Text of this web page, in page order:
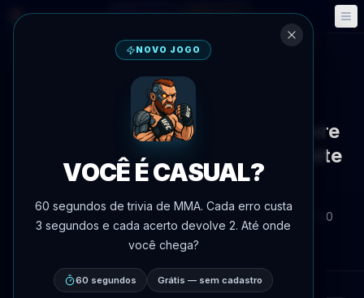
🎮 Fantasy 📅 Eventos
Voltar às notícias
Entrevista
Ciryl Gane promete usar luta livre
contra Alex Pereira no UFC White
House
Por
, 15:50
NOVO JOGO
VOCÊ É CASUAL?
60 segundos de trivia de MMA. Cada erro custa
3 segundos e cada acerto devolve 2. Até onde
você chega?
60 segundos Grátis — sem cadastro